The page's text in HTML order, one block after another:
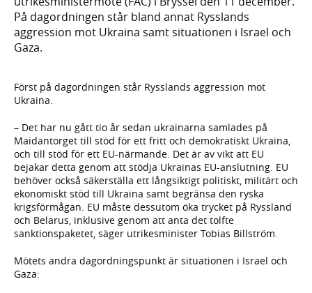
På dagordningen står bland annat Rysslands
aggression mot Ukraina samt situationen i Israel och
Gaza.
Först på dagordningen står Rysslands aggression mot
Ukraina.
– Det har nu gått tio år sedan ukrainarna samlades på
Maidantorget till stöd för ett fritt och demokratiskt Ukraina,
och till stöd för ett EU-närmande. Det är av vikt att EU
bejakar detta genom att stödja Ukrainas EU-anslutning. EU
behöver också säkerställa ett långsiktigt politiskt, militärt och
ekonomiskt stöd till Ukraina samt begränsa den ryska
krigsförmågan. EU måste dessutom öka trycket på Ryssland
och Belarus, inklusive genom att anta det tolfte
sanktionspaketet, säger utrikesminister Tobias Billström.
Mötets andra dagordningspunkt är situationen i Israel och
Gaza: